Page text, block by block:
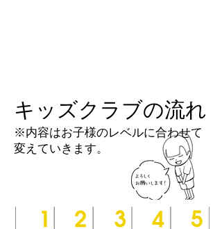
キッズクラブの流れ
※内容はお子様のレベルに合わせて
変えていきます。